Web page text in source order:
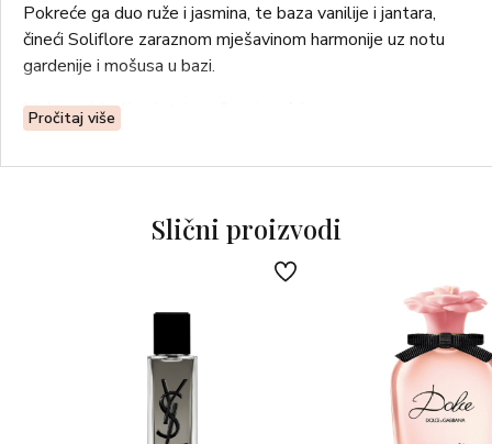
Pokreće ga duo ruže i jasmina, te baza vanilije i jantara,
čineći Soliflore zaraznom mješavinom harmonije uz notu
gardenije i mošusa u bazi.
Mirisna obitelj: cvjetni, mošusni, voćni.
Donje note: mošus, vanilija, benzoin/tolu, amber.
Pročitaj više
Slični proizvodi